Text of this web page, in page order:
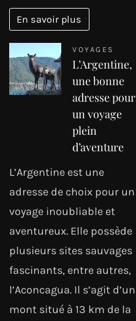
En savoir plus
VOYAGES
L’Argentine,
une bonne
adresse pour
un voyage
plein
d’aventure
L’Argentine est une
adresse de choix pour un
voyage inoubliable et
aventureux. Elle possède
plusieurs sites sauvages
fascinants, entre autres,
l’Aconcagua. Il s’agit d’un
mont situé à 13 km de la